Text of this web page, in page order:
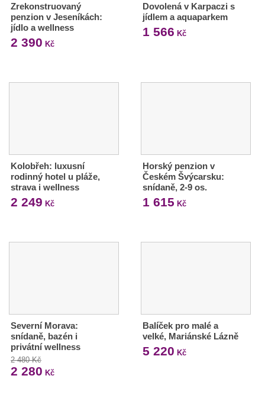
Zrekonstruovaný
penzion v Jeseníkách:
jídlo a wellness
2 390 Kč
Dovolená v Karpaczi s
jídlem a aquaparkem
1 566 Kč
Kolobřeh: luxusní
rodinný hotel u pláže,
strava i wellness
2 249 Kč
Horský penzion v
Českém Švýcarsku:
snídaně, 2-9 os.
1 615 Kč
Severní Morava:
snídaně, bazén i
privátní wellness
2 480 Kč
2 280 Kč
Balíček pro malé a
velké, Mariánské Lázně
5 220 Kč